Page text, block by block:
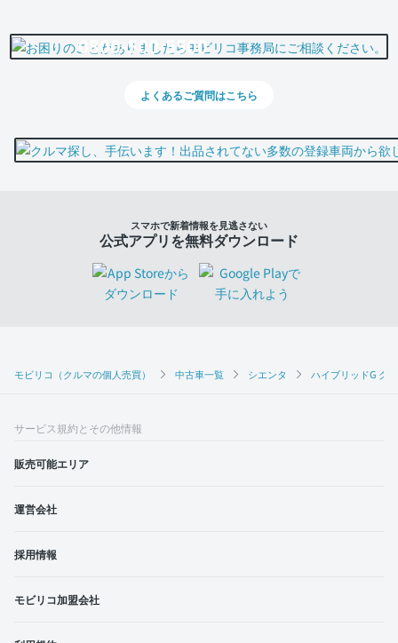
モビリコ（クルマの個人売買） 中古車一覧 シエンタ ハイブリッドG ク
0800-500-5500
よくあるご質問はこちら
スマホで新着情報を見逃さない
公式アプリを無料ダウンロード
サービス規約とその他情報
販売可能エリア
運営会社
採用情報
モビリコ加盟会社